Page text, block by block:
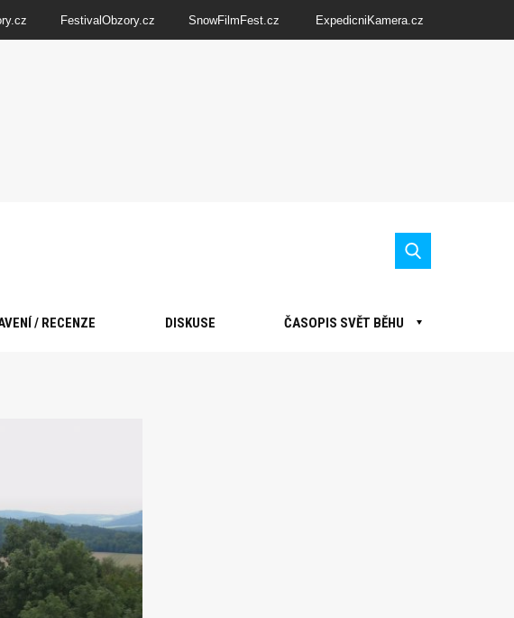
FestivalObzory.cz SnowFilmFest.cz ExpedicniKamera.cz
/ RECENZE DISKUSE ČASOPIS SVĚT BĚHU